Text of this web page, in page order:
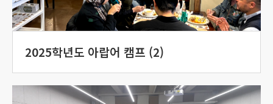
2025학년도 아랍어 캠프 (2)